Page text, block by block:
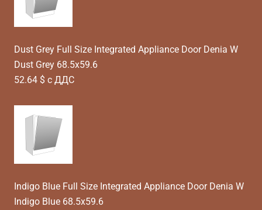
Dust Grey Full Size Integrated Appliance Door Denia W
Dust Grey 68.5x59.6
52.64 $ с ДДС
Indigo Blue Full Size Integrated Appliance Door Denia W
Indigo Blue 68.5x59.6